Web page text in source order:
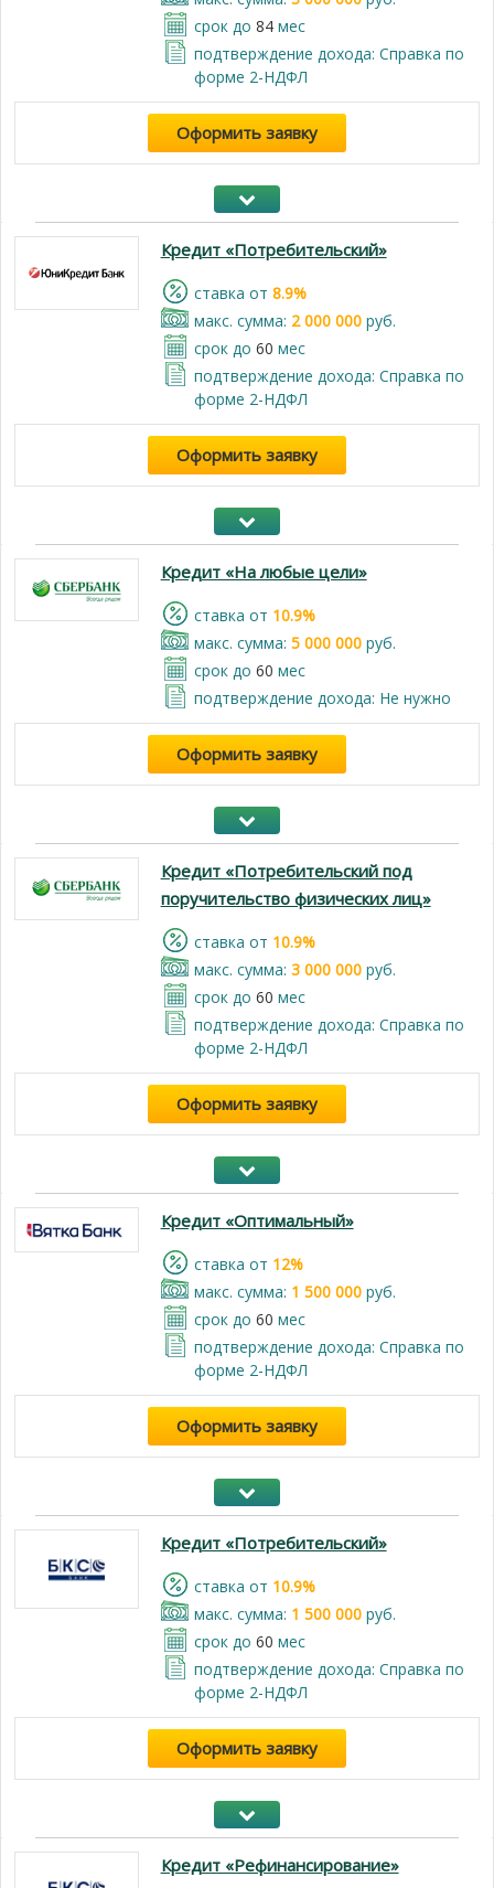
срок до 84мес
подтверждение дохода: Справка по
форме 2-НДФЛ
Оформить заявку
Кредит «Потребительский»
cтавка от 8.9%
макс. сумма: 2 000 000руб.
срок до 60 мес
подтверждение дохода: Справка по
форме 2-НДФЛ
Оформить заявку
Кредит «На любые цели»
cтавка от 10.9%
макс. сумма: 5 000 000руб.
срок до 60 мес
подтверждение дохода: Не нужно
Оформить заявку
Кредит «Потребительский под
поручительство физических лиц»
cтавка от 10.9%
макс. сумма: 3 000 000руб.
срок до 60 мес
подтверждение дохода: Справка по
форме 2-НДФЛ
Оформить заявку
Кредит «Оптимальный»
cтавка от 12%
макс. сумма: 1 500 000руб.
срок до 60 мес
подтверждение дохода: Справка по
форме 2-НДФЛ
Оформить заявку
Кредит «Потребительский»
cтавка от 10.9%
макс. сумма: 1 500 000руб.
срок до 60 мес
подтверждение дохода: Справка по
форме 2-НДФЛ
Оформить заявку
Кредит «Рефинансирование»